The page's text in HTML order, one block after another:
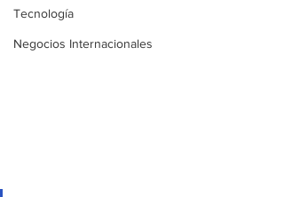
Tecnología
Negocios Internacionales